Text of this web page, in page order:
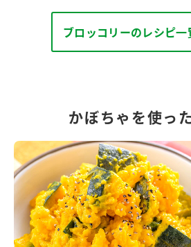
ブロッコリーのレシピ一
かぼちゃを使っ